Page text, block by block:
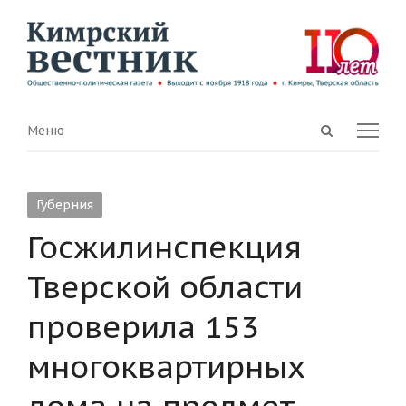
Open
Menu
Меню
Губерния
Госжилинспекция
Тверской области
проверила 153
многоквартирных